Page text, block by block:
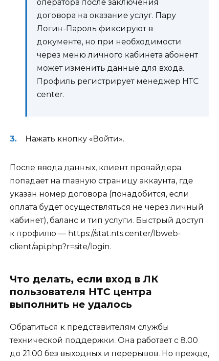
оператора после заключения
договора на оказание услуг. Пару
Логин-Пароль фиксируют в
документе, но при необходимости
через меню личного кабинета абонент
может изменить данные для входа.
Профиль регистрирует менеджер НТС
center.
Нажать кнопку «Войти».
После ввода данных, клиент провайдера
попадает на главную страницу аккаунта, где
указан номер договора (понадобится, если
оплата будет осуществляться не через личный
кабинет), баланс и тип услуги. Быстрый доступ
к профилю — https://stat.nts.center/lbweb-
client/api.php?r=site/login.
Что делать, если вход в ЛК
пользователя НТС центра
выполнить не удалось
Обратиться к представителям службы
технической поддержки. Она работает с 8.00
до 21.00 без выходных и перерывов. Но прежде,